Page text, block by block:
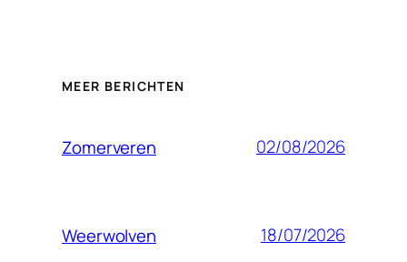
MEER BERICHTEN
Zomerveren 02/08/2026
Weerwolven 18/07/2026